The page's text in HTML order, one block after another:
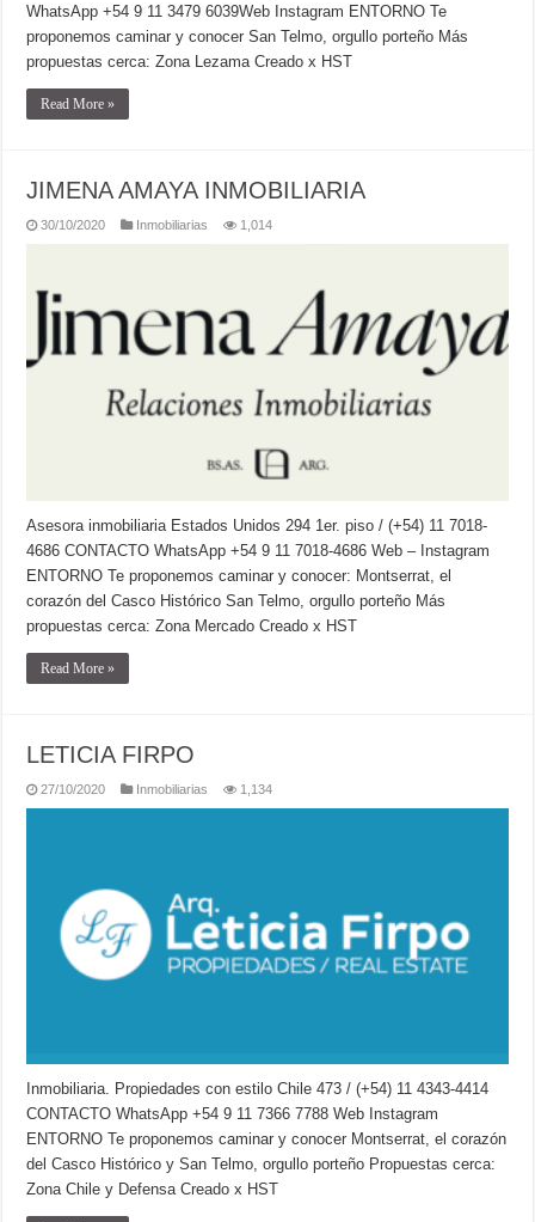
WhatsApp +54 9 11 3479 6039Web Instagram ENTORNO Te
proponemos caminar y conocer San Telmo, orgullo porteño Más
propuestas cerca: Zona Lezama Creado x HST
Read More »
JIMENA AMAYA INMOBILIARIA
30/10/2020 Inmobiliarias 1,014
Asesora inmobiliaria Estados Unidos 294 1er. piso / (+54) 11 7018-
4686 CONTACTO WhatsApp +54 9 11 7018-4686 Web – Instagram
ENTORNO Te proponemos caminar y conocer: Montserrat, el
corazón del Casco Histórico San Telmo, orgullo porteño Más
propuestas cerca: Zona Mercado Creado x HST
Read More »
LETICIA FIRPO
27/10/2020 Inmobiliarias 1,134
Inmobiliaria. Propiedades con estilo Chile 473 / (+54) 11 4343-4414
CONTACTO WhatsApp +54 9 11 7366 7788 Web Instagram
ENTORNO Te proponemos caminar y conocer Montserrat, el corazón
del Casco Histórico y San Telmo, orgullo porteño Propuestas cerca:
Zona Chile y Defensa Creado x HST